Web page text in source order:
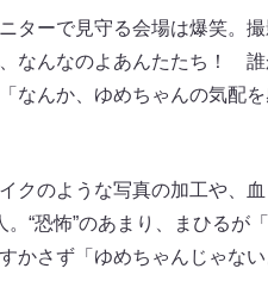
ターで見守る会場は爆笑。
なんなのよあんたたち！ 誰
なんか、ゆめちゃんの気配
クのような写真の加工や、
。“恐怖”のあまり、まひる
かさず「ゆめちゃんじゃな